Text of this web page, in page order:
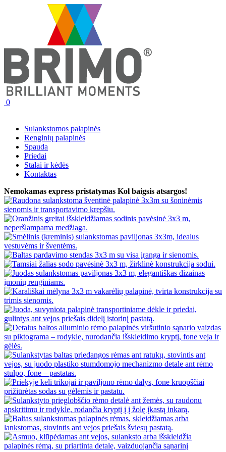
0
Sulankstomos palapinės
Renginių palapinės
Spauda
Priedai
Stalai ir kėdės
Kontaktas
Nemokamas express pristatymas Kol baigsis atsargos!